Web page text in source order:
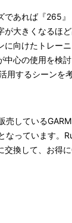
であれば『265
が大きくなるほ
に向けたトレー
中心の使用を検
用するシーンを
売している
なっています。
換して、お得に